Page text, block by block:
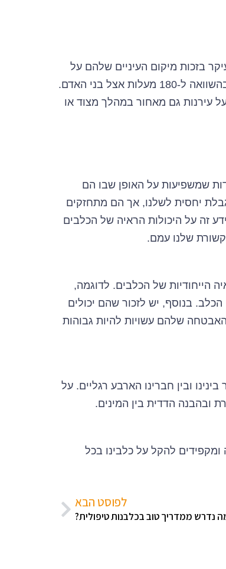
בזכות מיקום העיניים שלהם על
צידי הראש. זווית הראיה של כלבים עשויה להגיע עד ל-270 מעלות, בהשוואה ל-180 מעלות אצל בני האדם.
עירנות גם מאחור במהלך מצוד או
שמשפיעות על האופן שבו הם
יחסית לשלנו, אך הם מתחזקים
זה על היכולות הראיה של הכלבים
שלנו עמם.
הייחודיות של הכלבים. לדוגמה,
בנוסף, יש לזכור שהם יכולים
שלהם עשויות להיות גבוהות
ובין חברינו הארבע רגליים. על
ובהבנה הדדית בין המינים.
להקל על כלבינו בכל
לפוסט הבא
נדרש ממדריך טוב בכלבנות טיפולית?